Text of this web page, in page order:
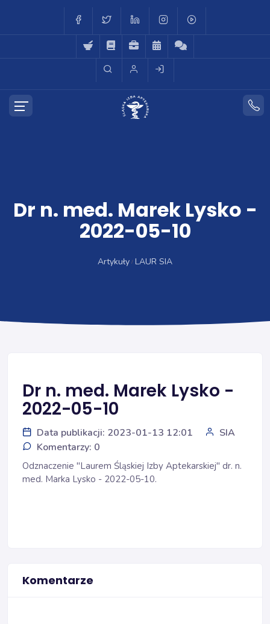
Dr n. med. Marek Lysko -
2022-05-10
Artykuły LAUR SIA
Dr n. med. Marek Lysko -
2022-05-10
Data publikacji: 2023-01-13 12:01
SIA
Komentarzy: 0
Odznaczenie "Laurem Śląskiej Izby Aptekarskiej" dr. n.
med. Marka Lysko - 2022-05-10.
Komentarze